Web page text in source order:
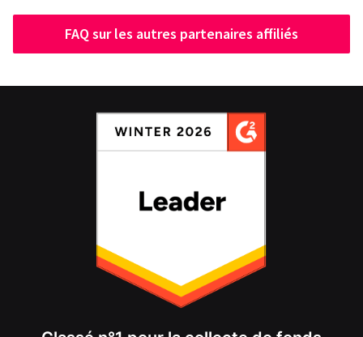
FAQ sur les autres partenaires affiliés